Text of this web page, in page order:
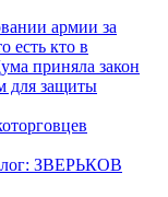
армии за
есть кто в
приняла закон
для защиты
ЗВЕРЬКОВ